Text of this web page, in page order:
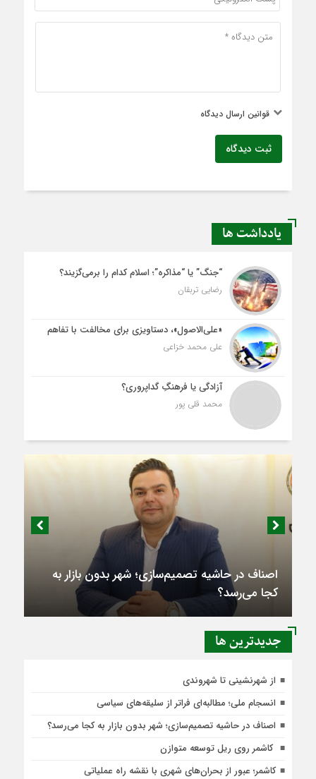
قوانین ارسال دیدگاه
ثبت دیدگاه
یادداشت ها
“جنگ” یا “مذاکره”؛ اسلام کدام را برمی‌گزیند؟
رضایی تربقان
«علی‌الاصول»، دستاویزی برای مخالفت با تفاهم
علی محمد خزاعی
آزادگی یا فرهنگِ گداپروری؟
محمد قلی پور
اصناف در حاشیه تصمیم‌سازی؛ شهر بدون بازار به
کجا می‌رسد؟
جديدترين ها
از شهرنشینی تا شهروندی
انسجام ملی؛ مطالبه‌ای فراتر از سلیقه‌های سیاسی
اصناف در حاشیه تصمیم‌سازی؛ شهر بدون بازار به کجا می‌رسد؟
کاشمر روی ریل توسعه متوازن
کاشمر؛ عبور از بحران‌های شهری با نقشه راه عملیاتی